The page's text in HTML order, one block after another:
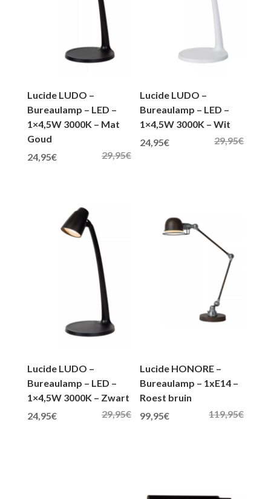
Lucide LUDO –
Bureaulamp – LED –
1×4,5W 3000K – Mat
Goud
29,95€
Oorspronkelijke prijs was: 29,95€.
24,95€Huidige prijs is: 24,95€.
Lucide LUDO –
Bureaulamp – LED –
1×4,5W 3000K – Wit
29,95€
Oorspronkelijke prijs was: 29,95€.
24,95€Huidige prijs is: 24,95€.
Lucide LUDO –
Bureaulamp – LED –
1×4,5W 3000K – Zwart
29,95€
Oorspronkelijke prijs was: 29,95€.
24,95€Huidige prijs is: 24,95€.
Lucide HONORE –
Bureaulamp – 1xE14 –
Roest bruin
119,95€
Oorspronkelijke prijs was: 119,95€.
99,95€Huidige prijs is: 99,95€.